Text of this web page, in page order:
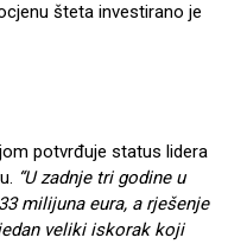
šteta investirano je
potvrđuje status lidera
“U zadnje tri godine u
milijuna eura, a rješenje
veliki iskorak koji